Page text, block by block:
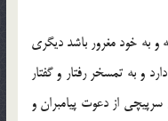
و به خود مغرور باشد ديگري
و به تمسخر رفتار و گفتار
از دعوت پيامبران و